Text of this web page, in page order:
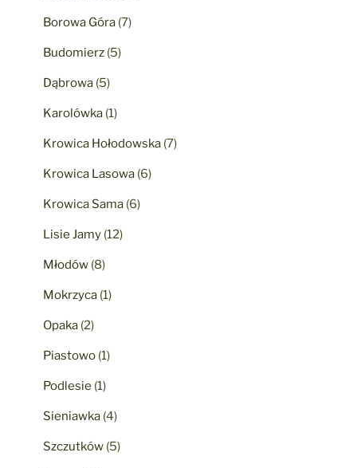
Borowa Góra (7)
Budomierz (5)
Dąbrowa (5)
Karolówka (1)
Krowica Hołodowska (7)
Krowica Lasowa (6)
Krowica Sama (6)
Lisie Jamy (12)
Młodów (8)
Mokrzyca (1)
Opaka (2)
Piastowo (1)
Podlesie (1)
Sieniawka (4)
Szczutków (5)